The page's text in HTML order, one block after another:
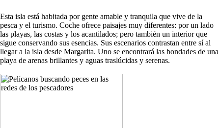
Esta isla está habitada por gente amable y tranquila que vive de la
pesca y el turismo. Coche ofrece paisajes muy diferentes: por un lado
las playas, las costas y los acantilados; pero también un interior que
sigue conservando sus esencias. Sus escenarios contrastan entre sí al
llegar a la isla desde Margarita. Uno se encontrará las bondades de una
playa de arenas brillantes y aguas traslúcidas y serenas.